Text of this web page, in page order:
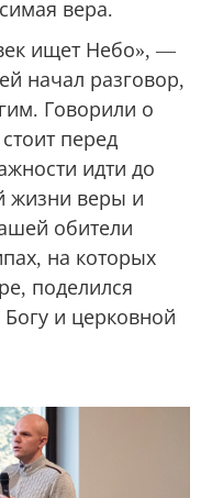
вера.
ищет Небо», —
начал разговор,
Говорили о
перед
идти до
жизни веры и
обители
на которых
поделился
и церковной